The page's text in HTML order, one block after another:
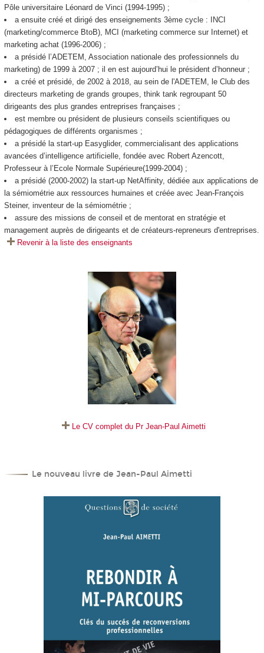
Pôle universitaire Léonard de Vinci (1994-1995) ;
a ensuite créé et dirigé des enseignements 3ème cycle : INCI
(marketing/commerce BtoB), MCI (marketing commerce sur Internet) et
marketing achat (1996-2006) ;
a présidé l’ADETEM, Association nationale des professionnels du
marketing) de 1999 à 2007 ; il en est aujourd’hui le président d’honneur ;
a créé et présidé, de 2002 à 2018, au sein de l'ADETEM, le Club des
directeurs marketing de grands groupes, think tank regroupant 50
dirigeants des plus grandes entreprises françaises ;
est membre ou président de plusieurs conseils scientifiques ou
pédagogiques de différents organismes ;
a présidé la start-up Easyglider, commercialisant des applications
avancées d’intelligence artificielle, fondée avec Robert Azencott,
Professeur à l’Ecole Normale Supérieure(1999-2004) ;
a présidé (2000-2002) la start-up NetAffinity, dédiée aux applications de
la sémiométrie aux ressources humaines et créée avec Jean-François
Steiner, inventeur de la sémiométrie ;
assure des missions de conseil et de mentorat en stratégie et
management auprès de dirigeants et de créateurs-repreneurs d'entreprises.
Revenir à la liste des enseignants
Le CV complet du Pr Jean-Paul Aimetti
Le nouveau livre de Jean-Paul Aimetti